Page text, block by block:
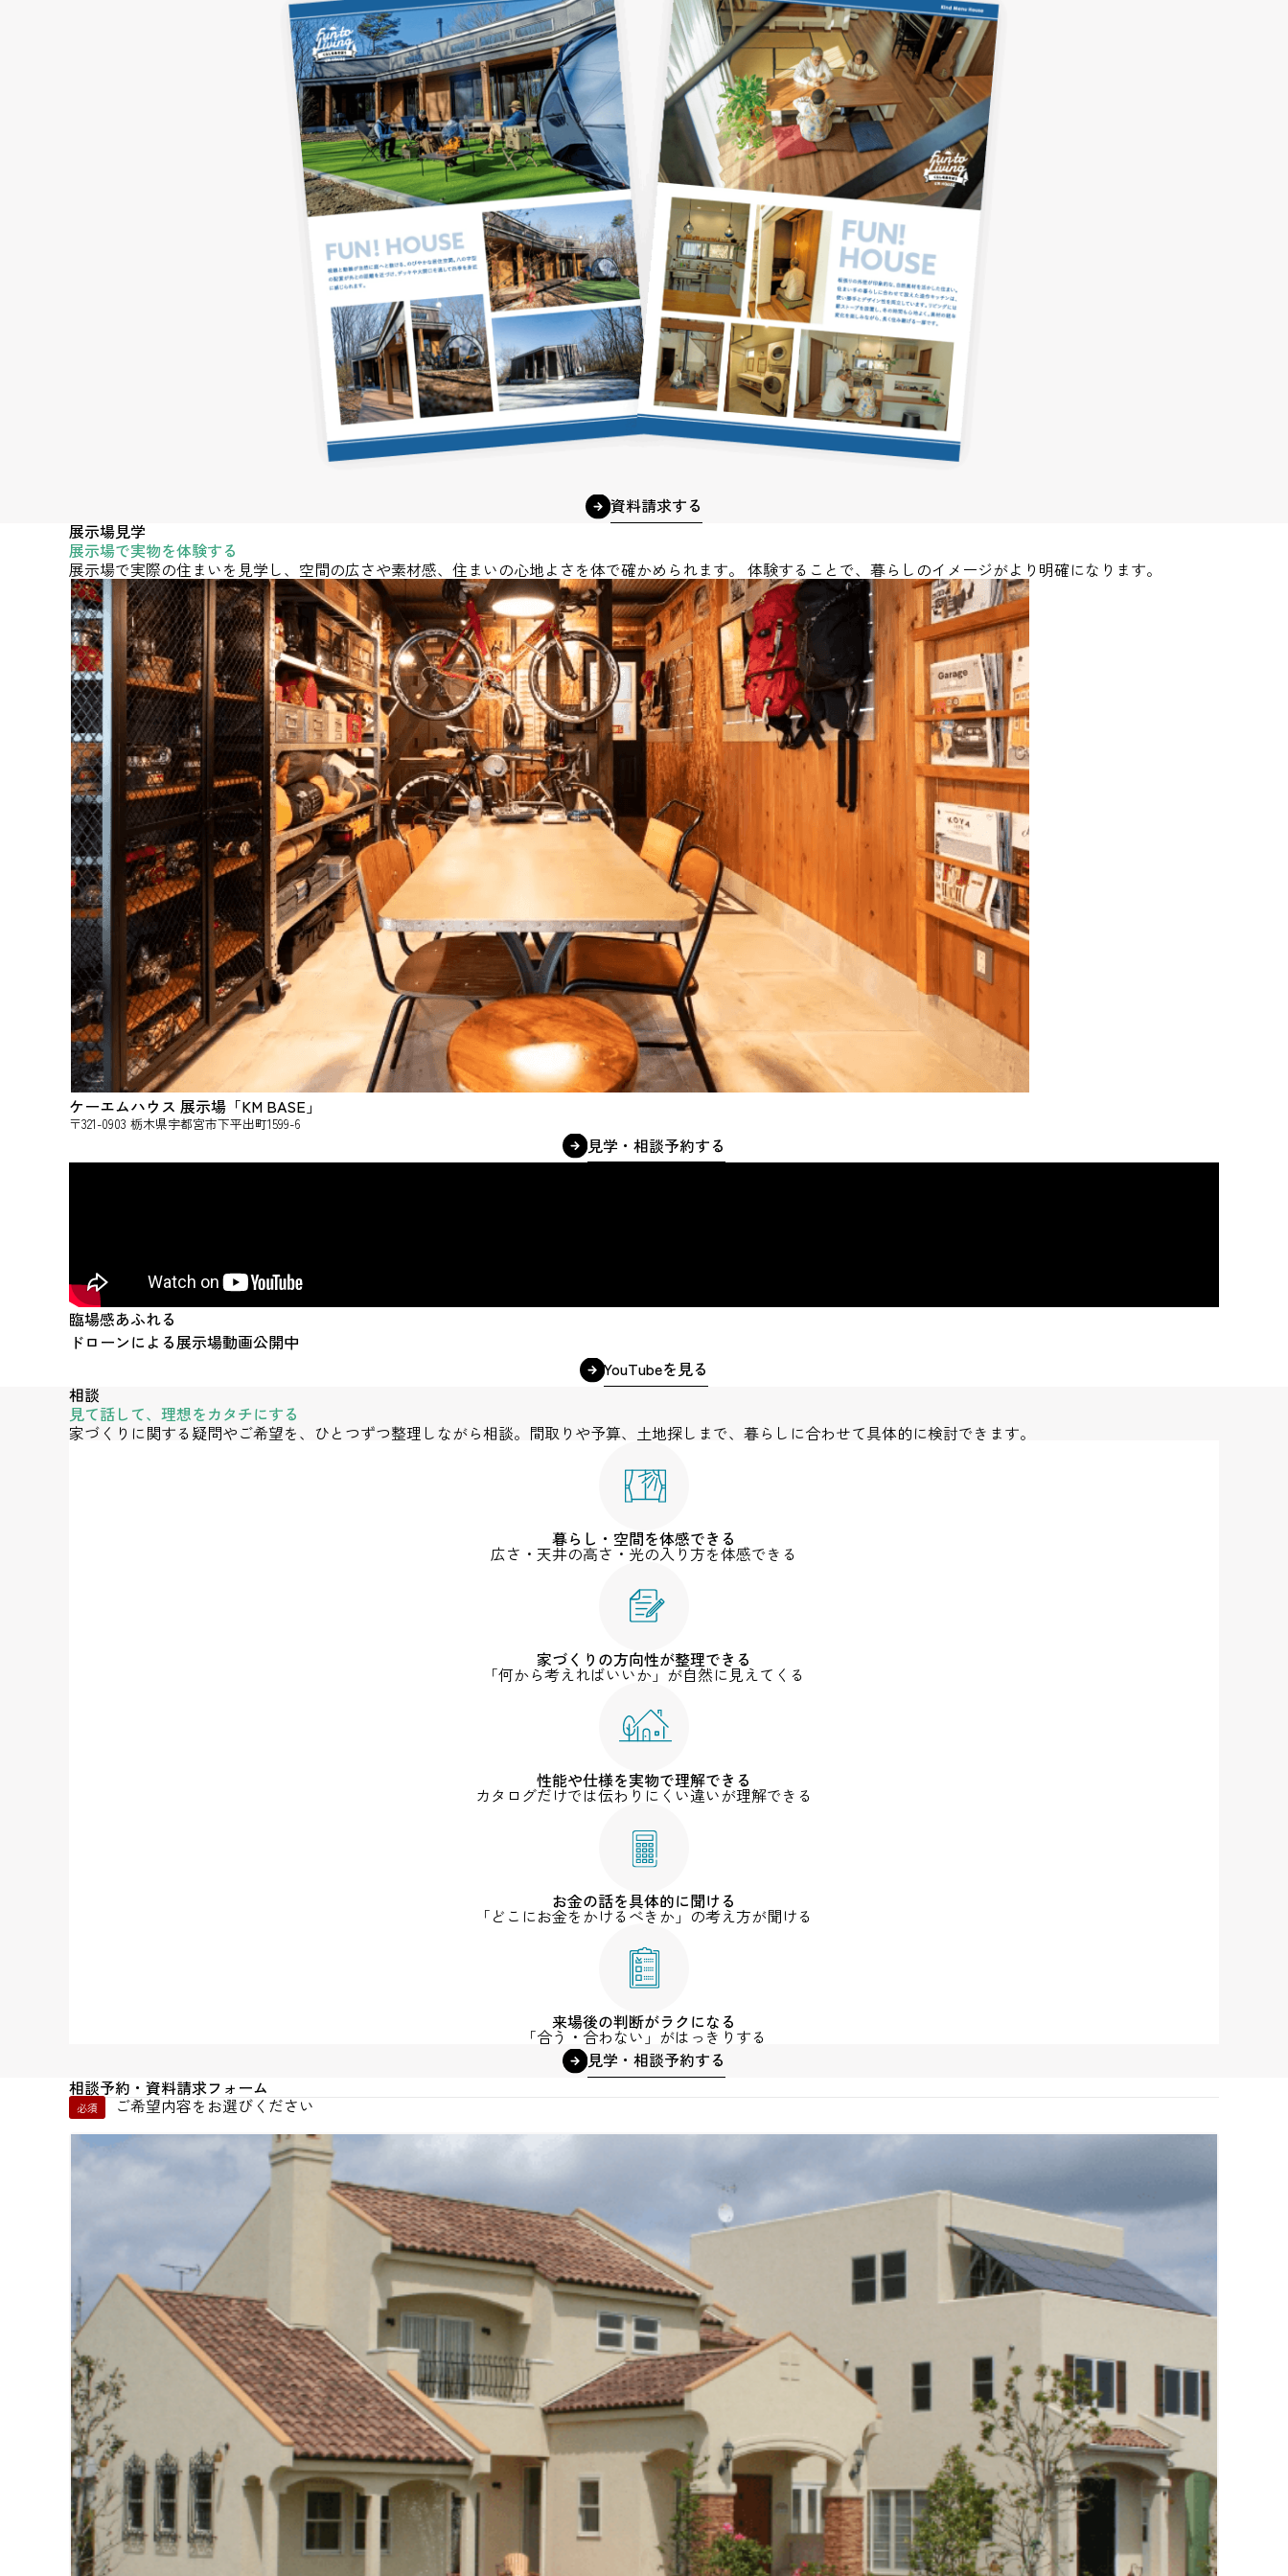
資料請求する
展示場見学
展示場で実物を体験する
展示場で実際の住まいを見学し、空間の広さや素材感、住まいの心地よさを体で確かめられます。 体験することで、暮らしのイメージがより明確になります。
ケーエムハウス 展示場「KM BASE」
〒321-0903 栃木県宇都宮市下平出町1599-6
見学・相談予約する
臨場感あふれる
ドローンによる展示場動画公開中
YouTubeを見る
相談
見て話して、理想をカタチにする
家づくりに関する疑問やご希望を、ひとつずつ整理しながら相談。間取りや予算、土地探しまで、暮らしに合わせて具体的に検討できます。
暮らし・空間を体感できる
広さ・天井の高さ・光の入り方を体感できる
家づくりの方向性が整理できる
「何から考えればいいか」が自然に見えてくる
性能や仕様を実物で理解できる
カタログだけでは伝わりにくい違いが理解できる
お金の話を具体的に聞ける
「どこにお金をかけるべきか」の考え方が聞ける
来場後の判断がラクになる
「合う・合わない」がはっきりする
見学・相談予約する
相談予約・資料請求フォーム
必須 ご希望内容をお選びください